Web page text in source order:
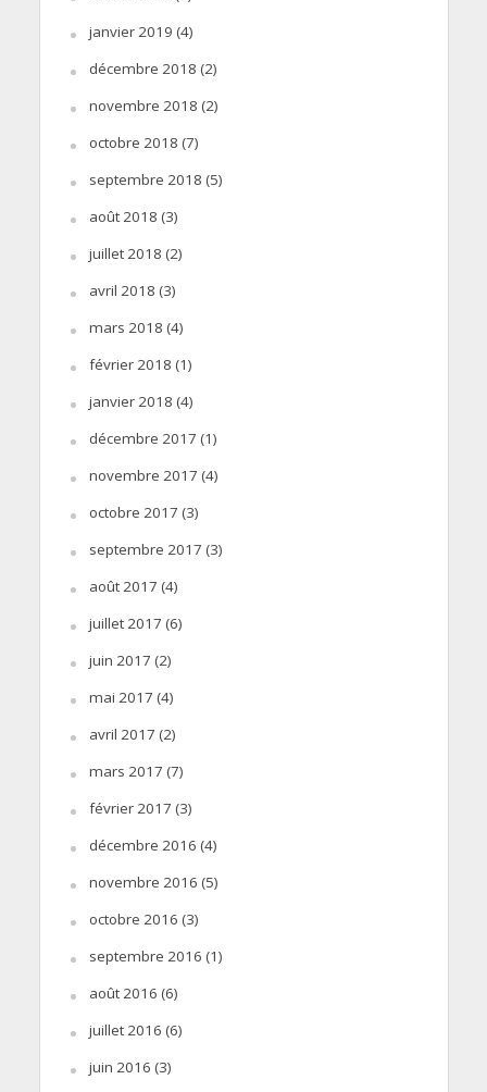
janvier 2019 (4)
décembre 2018 (2)
novembre 2018 (2)
octobre 2018 (7)
septembre 2018 (5)
août 2018 (3)
juillet 2018 (2)
avril 2018 (3)
mars 2018 (4)
février 2018 (1)
janvier 2018 (4)
décembre 2017 (1)
novembre 2017 (4)
octobre 2017 (3)
septembre 2017 (3)
août 2017 (4)
juillet 2017 (6)
juin 2017 (2)
mai 2017 (4)
avril 2017 (2)
mars 2017 (7)
février 2017 (3)
décembre 2016 (4)
novembre 2016 (5)
octobre 2016 (3)
septembre 2016 (1)
août 2016 (6)
juillet 2016 (6)
juin 2016 (3)